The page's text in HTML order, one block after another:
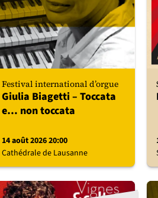
Festival international d’orgue
Giulia Biagetti – Toccata
e… non toccata
14 août 2026 20:00
Cathédrale de Lausanne